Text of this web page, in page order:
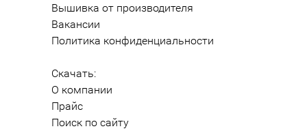
Вышивка от производителя
Вакансии
Политика конфиденциальности
Скачать:
О компании
Прайс
Поиск по сайту